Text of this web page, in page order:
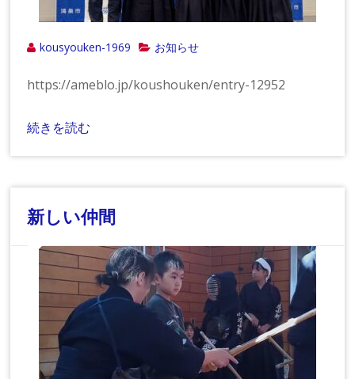
kousyouken-1969 お知らせ
https://ameblo.jp/koushouken/entry-12952
続きを読む
新しい仲間